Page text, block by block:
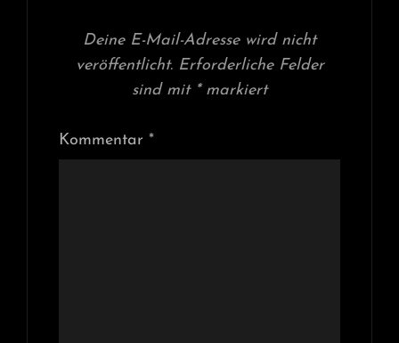
Deine E-Mail-Adresse wird nicht
veröffentlicht. Erforderliche Felder
sind mit *markiert
Kommentar *